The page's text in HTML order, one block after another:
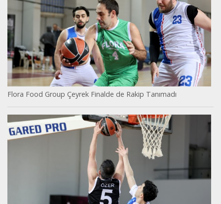
Flora Food Group Çeyrek Finalde de Rakip Tanımadı